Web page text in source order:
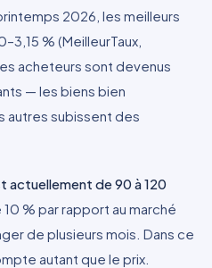
2026, les meilleurs
% (MeilleurTaux,
acheteurs sont devenus
— les biens bien
autres subissent des
actuellement de 90 à 120
% par rapport au marché
de plusieurs mois. Dans ce
autant que le prix.